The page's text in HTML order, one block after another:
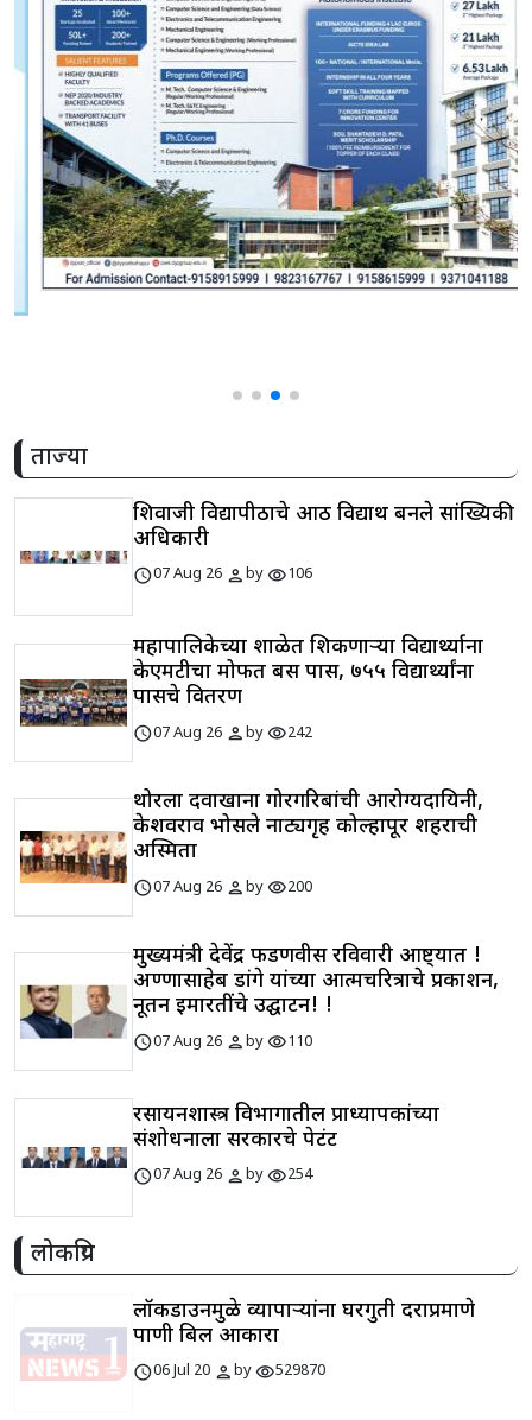
ताज्या
शिवाजी विद्यापीठाचे आठ विद्यार्थी बनले सांख्यिकी
अधिकारी
schedule07 Aug 26 personbyvisibility106
महापालिकेच्या शाळेत शिकणाऱ्या विद्यार्थ्याना
केएमटीचा मोफत बस पास, ७५५ विद्यार्थ्यांना
पासचे वितरण
schedule07 Aug 26 personbyvisibility242
थोरला दवाखाना गोरगरिबांची आरोग्यदायिनी,
केशवराव भोसले नाट्यगृह कोल्हापूर शहराची
अस्मिता
schedule07 Aug 26 personbyvisibility200
मुख्यमंत्री देवेंद्र फडणवीस रविवारी आष्ट्यात !
अण्णासाहेब डांगे यांच्या आत्मचरित्राचे प्रकाशन,
नूतन इमारतींचे उद्घाटन! !
schedule07 Aug 26 personbyvisibility110
रसायनशास्त्र विभागातील प्राध्यापकांच्या
संशोधनाला सरकारचे पेटंट
schedule07 Aug 26 personbyvisibility254
लोकप्रिय
लॉकडाउनमुळे व्यापाऱ्यांना घरगुती दराप्रमाणे
पाणी बिल आकारा
schedule06 Jul 20 personbyvisibility529870